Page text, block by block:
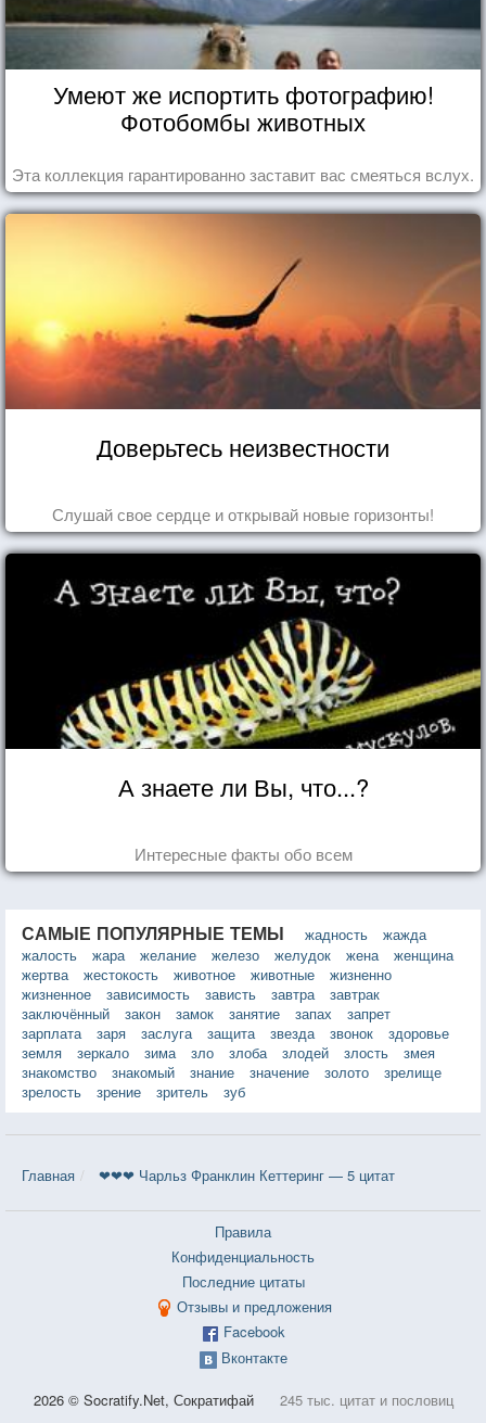
Умеют же испортить фотографию!
Фотобомбы животных
Эта коллекция гарантированно заставит вас смеяться вслух.
Доверьтесь неизвестности
Слушай свое сердце и открывай новые горизонты!
А знаете ли Вы, что...?
Интересные факты обо всем
САМЫЕ ПОПУЛЯРНЫЕ ТЕМЫ жадность
жажда
жалость
жара желание железо желудок жена
женщина
жертва
жестокость животное животные
жизненно
жизненное
зависимость зависть завтра
завтрак
заключённый
закон замок занятие запах
запрет
зарплата
заря заслуга защита звезда звонок
здоровье
земля
зеркало зима зло злоба злодей злость
змея
знакомство
знакомый знание значение золото
зрелище
зрелость
зрение зритель зуб
Главная ❤❤❤ Чарльз Франклин Кеттеринг — 5 цитат
Правила
Конфиденциальность
Последние цитаты
Отзывы и предложения
Facebook
Вконтакте
2026 © Socratify.Net, Сократифай 245 тыс. цитат и пословиц